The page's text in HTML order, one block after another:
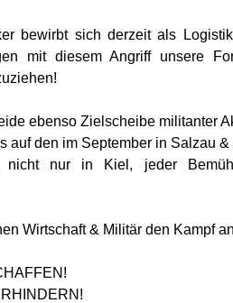
bewirbt sich derzeit als
mit diesem Angriff unsere
ebenso Zielscheibe militanter
auf den im September in Salzau
nur in Kiel, jeder
Wirtschaft & Militär den Kampf